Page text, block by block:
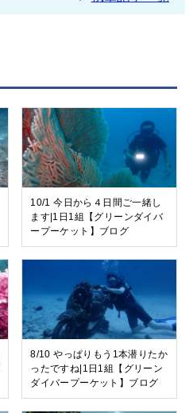
10/1 今日から４日間ご一緒し
ます|1日1組【グリーンダイバ
ープーケット】ブログ
8/10 やっぱりもう1本潜りたか
ったですね|1日1組【グリーン
ダイバープーケット】ブログ